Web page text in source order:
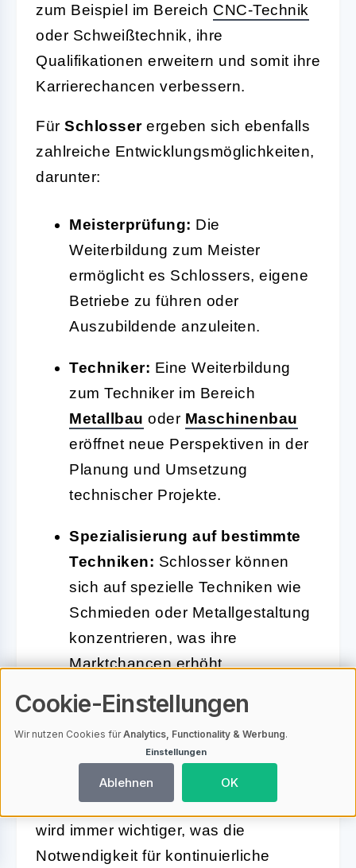
zum Beispiel im Bereich CNC-Technik
oder Schweißtechnik, ihre
Qualifikationen erweitern und somit ihre
Karrierechancen verbessern.
Für Schlosserergeben sich ebenfalls
zahlreiche Entwicklungsmöglichkeiten,
darunter:
Meisterprüfung: Die
Weiterbildung zum Meister
ermöglicht es Schlossers, eigene
Betriebe zu führen oder
Auszubildende anzuleiten.
Techniker: Eine Weiterbildung
zum Techniker im Bereich
Metallbau oder Maschinenbau
eröffnet neue Perspektiven in der
Planung und Umsetzung
technischer Projekte.
Spezialisierung auf bestimmte
Techniken: Schlosser können
sich auf spezielle Techniken wie
Schmieden oder Metallgestaltung
konzentrieren, was ihre
Marktchancen erhöht.
Zusätzlich können beide Berufe von
der zunehmenden Digitalisierung
profitieren. Der Einsatz neuer
Technologien und digitalerWerkzeuge
wird immer wichtiger, was die
Notwendigkeit für kontinuierliche
Cookie-Einstellungen
Wir nutzen Cookies fürAnalytics, Functionality & Werbung.
Einstellungen
Ablehnen OK